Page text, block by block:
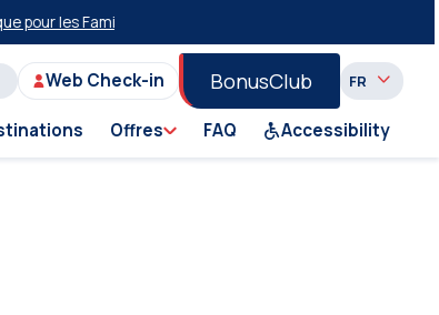
pour les Familles et les Groupes sur la Lingne Pirée-Milos-
Web Check-in BonusClub
Offres FAQ Accessibility